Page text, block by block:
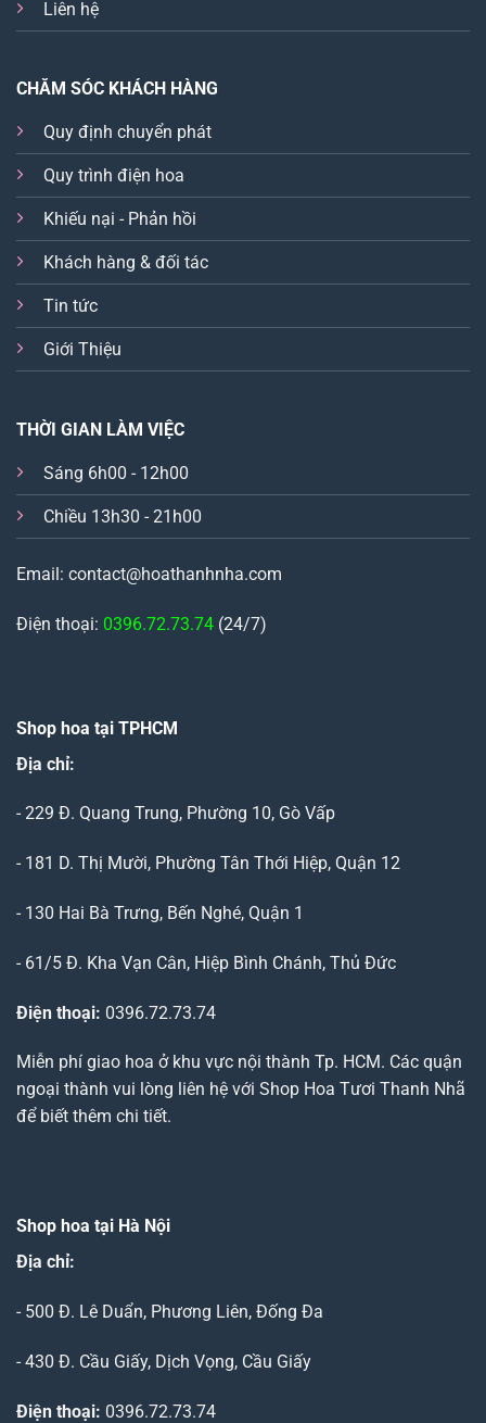
Liên hệ
CHĂM SÓC KHÁCH HÀNG
Quy định chuyển phát
Quy trình điện hoa
Khiếu nại - Phản hồi
Khách hàng & đối tác
Tin tức
Giới Thiệu
THỜI GIAN LÀM VIỆC
Sáng 6h00 - 12h00
Chiều 13h30 - 21h00
Email: contact@hoathanhnha.com
Điện thoại: 0396.72.73.74 (24/7)
Shop hoa tại TPHCM
Địa chỉ:
- 229 Đ. Quang Trung, Phường 10, Gò Vấp
- 181 D. Thị Mười, Phường Tân Thới Hiệp, Quận 12
- 130 Hai Bà Trưng, Bến Nghé, Quận 1
- 61/5 Đ. Kha Vạn Cân, Hiệp Bình Chánh, Thủ Đức
Điện thoại: 0396.72.73.74
Miễn phí giao hoa ở khu vực nội thành Tp. HCM. Các quận
ngoại thành vui lòng liên hệ với Shop Hoa Tươi Thanh Nhã
để biết thêm chi tiết.
Shop hoa tại Hà Nội
Địa chỉ:
- 500 Đ. Lê Duẩn, Phương Liên, Đống Đa
- 430 Đ. Cầu Giấy, Dịch Vọng, Cầu Giấy
Điện thoại: 0396.72.73.74